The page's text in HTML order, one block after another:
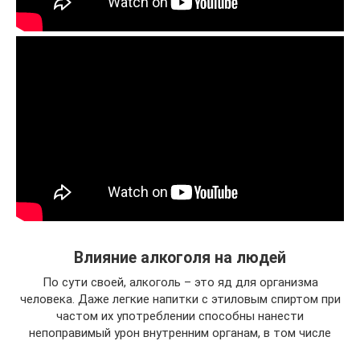
Влияние алкоголя на людей
По сути своей, алкоголь – это яд для организма
человека. Даже легкие напитки с этиловым спиртом при
частом их употреблении способны нанести
непоправимый урон внутренним органам, в том числе